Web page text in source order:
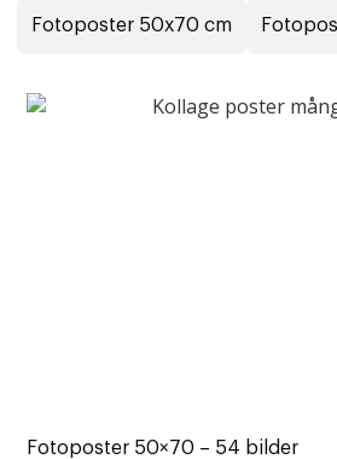
Fotoposter 50x70 cm
Fotoposter 50×70 – 54 bilder